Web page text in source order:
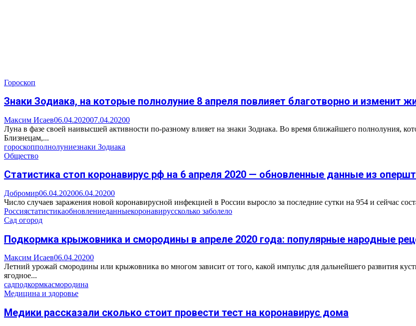
Гороскоп
Знаки Зодиака, на которые полнолуние 8 апреля повлияет благотворно и изменит
Максим Исаев06.04.202007.04.20200
Луна в фазе своей наивысшей активности по-разному влияет на знаки Зодиака. Во время ближайшего полнолуния,
Близнецам,...
гороскопполнолуниезнаки Зодиака
Общество
Статистика стоп коронавирус рф на 6 апреля 2020 — обновленные данные из
Добромир06.04.202006.04.20200
Число случаев заражения новой коронавирусной инфекцией в России выросло за последние сутки на 954 и сейчас
Россиястатистикаобновлениеданныекоронавируссколько заболело
Сад огород
Подкормка крыжовника и смородины в апреле 2020 года: популярные народные
Максим Исаев06.04.20200
Летний урожай смородины или крыжовника во многом зависит от того, какой импульс для дальнейшего развития
ягодное...
садподкормкасмородина
Медицина и здоровье
Медики рассказали сколько стоит провести тест на коронавирус дома